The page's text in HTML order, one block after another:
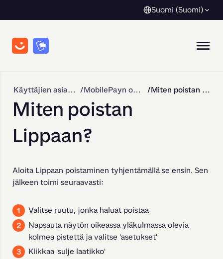
Suomi (Suomi)
Käyttäjien asiakastuki MobilePayn ominaisuudet Miten poistan Lippaan?
Miten poistan
Lippaan?
Aloita Lippaan poistaminen tyhjentämällä se ensin. Sen
jälkeen toimi seuraavasti:
Valitse ruutu, jonka haluat poistaa
Napsauta näytön oikeassa yläkulmassa olevia
kolmea pistettä ja valitse 'asetukset'
Klikkaa 'sulje laatikko'